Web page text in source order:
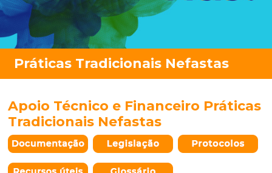
Apoio Técnico e Financeiro Práticas
Tradicionais Nefastas